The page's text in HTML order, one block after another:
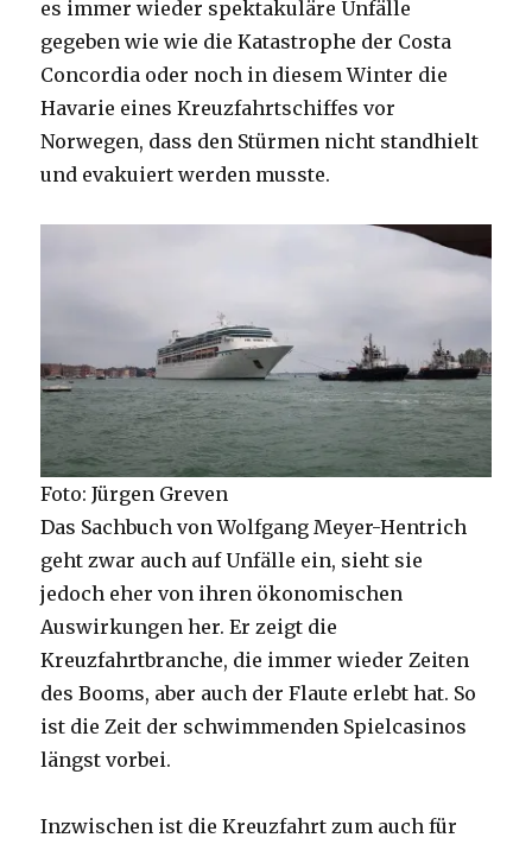
es immer wieder spektakuläre Unfälle
gegeben wie wie die Katastrophe der Costa
Concordia oder noch in diesem Winter die
Havarie eines Kreuzfahrtschiffes vor
Norwegen, dass den Stürmen nicht standhielt
und evakuiert werden musste.
Foto: Jürgen Greven
Das Sachbuch von Wolfgang Meyer-Hentrich
geht zwar auch auf Unfälle ein, sieht sie
jedoch eher von ihren ökonomischen
Auswirkungen her. Er zeigt die
Kreuzfahrtbranche, die immer wieder Zeiten
des Booms, aber auch der Flaute erlebt hat. So
ist die Zeit der schwimmenden Spielcasinos
längst vorbei.
Inzwischen ist die Kreuzfahrt zum auch für